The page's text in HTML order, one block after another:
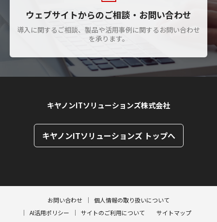
ウェブサイトからのご相談・お問い合わせ
導入に関するご相談、製品や活用事例に関するお問い合わせ
を承ります。
キヤノンITソリューションズ株式会社
キヤノンITソリューションズ トップへ
お問い合わせ
個人情報の取り扱いについて
AI活用ポリシー
サイトのご利用について サイトマップ